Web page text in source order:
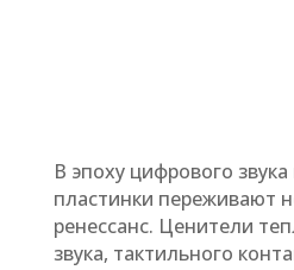
В эпоху цифрового
пластинки переживают
ренессанс. Ценители
звука, тактильного